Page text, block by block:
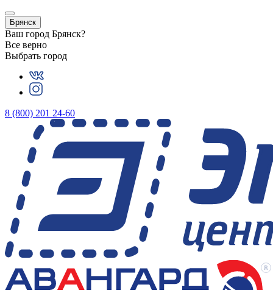
Брянск
Ваш город Брянск?
Все верно
Выбрать город
8 (800) 201 24-60